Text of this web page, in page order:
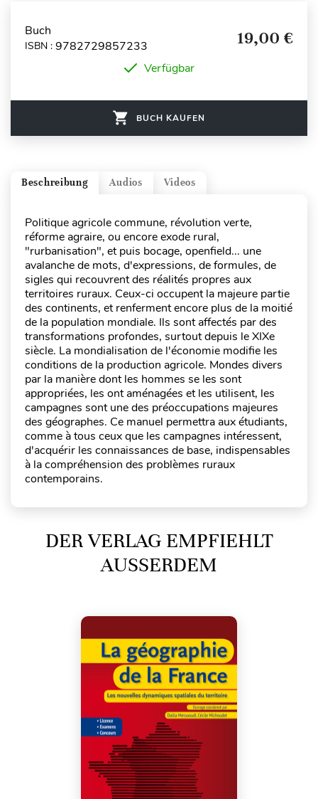
Buch
ISBN : 9782729857233 19,00 €
Verfügbar
BUCH KAUFEN
Videos
Audios
Beschreibung
Politique agricole commune, révolution verte,
réforme agraire, ou encore exode rural,
"rurbanisation", et puis bocage, openfield... une
avalanche de mots, d'expressions, de formules, de
sigles qui recouvrent des réalités propres aux
territoires ruraux. Ceux-ci occupent la majeure partie
des continents, et renferment encore plus de la moitié
de la population mondiale. Ils sont affectés par des
transformations profondes, surtout depuis le XIXe
siècle. La mondialisation de l'économie modifie les
conditions de la production agricole. Mondes divers
par la manière dont les hommes se les sont
appropriées, les ont aménagées et les utilisent, les
campagnes sont une des préoccupations majeures
des géographes. Ce manuel permettra aux étudiants,
comme à tous ceux que les campagnes intéressent,
d'acquérir les connaissances de base, indispensables
à la compréhension des problèmes ruraux
contemporains.
DER VERLAG EMPFIEHLT
AUSSERDEM